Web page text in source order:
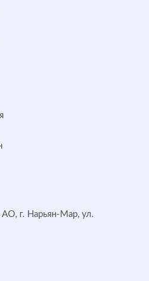
г. Нарьян-Мар, ул.